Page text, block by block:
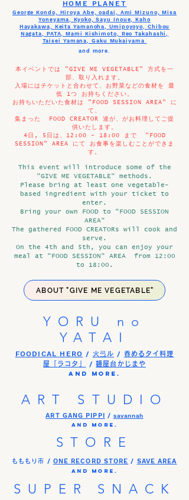
HOME PLANET
George Kondo, Hiroya Abe, oadai, Ami Mizuno, Misa
Yoneyama, Kyoko, Sayu Inoue, Kaho
Hayakawa, Keita Yamanoha, Umipoyoyo, Chibou
Nagata, PATA, Mami Kishimoto, Reo Takahashi,
Taisei Yamana, Gaku Mukaiyama
and more.
本イベントでは "GIVE ME VEGETABLE" 方式を一
部、取り入れます。
入場にはチケットと合わせて、お野菜などの食材を 最
低 1つ お持ちください。
お持ちいただいた食材は "FOOD SESSION AREA" に
て、
集まった FOOD CREATOR 達が、がお料理してご提
供いたします。
4日, 5日は、12:00 - 18:00 まで "FOOD
SESSION" AREA にて お食事を楽しむことができま
す。
This event will introduce some of the
"GIVE ME VEGETABLE" methods.
Please bring at least one vegetable-
based ingredient with your ticket to
enter.
Bring your own FOOD to "FOOD SESSION
AREA"
The gathered FOOD CREATORs will cook and
serve.
On the 4th and 5th, you can enjoy your
meal at "FOOD SESSION" AREA from 12:00
to 18:00.
ABOUT "GIVE ME VEGETABLE"
YORU no
YATAI
FOODICAL HERO / 火弖ル /
吞めるタイ料理
屋「ラコタ」
/麺屋台かじまや
and more.
ART STUDIO
ART GANG PIPPI /savannah
and more.
STORE
もももり市 / ONE RECORD STORE / SAVE AREA
and more.
SUPER SNACK